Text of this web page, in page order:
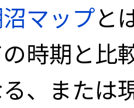
マップと
時期と比
、または